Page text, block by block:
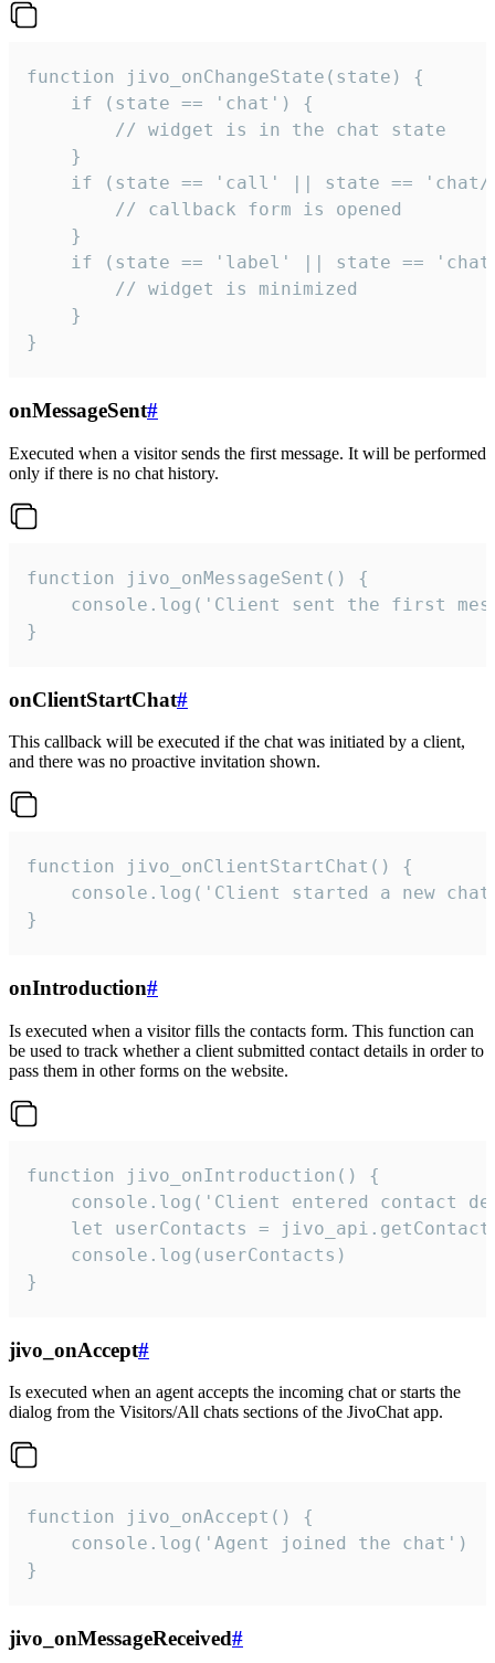
function jivo_onChangeState(state) {
    if (state == 'chat') {
        // widget is in the chat state
    }
if (state == 'call' || state ==
        // callback form is opened
    }
if (state == 'label' || state ==
        // widget is minimized
    }
}
onMessageSent#
Executed when a visitor sends the first message. It will be performed
only if there is no chat history.
function jivo_onMessageSent() {
console.log('Client sent the first
}
onClientStartChat#
This callback will be executed if the chat was initiated by a client,
and there was no proactive invitation shown.
function jivo_onClientStartChat() {
console.log('Client started a new
}
onIntroduction#
Is executed when a visitor fills the contacts form. This function can
be used to track whether a client submitted contact details in order to
pass them in other forms on the website.
function jivo_onIntroduction() {
console.log('Client entered contact
let userContacts =
    console.log(userContacts)
}
jivo_onAccept#
Is executed when an agent accepts the incoming chat or starts the
dialog from the Visitors/All chats sections of the JivoChat app.
function jivo_onAccept() {
}
jivo_onMessageReceived#